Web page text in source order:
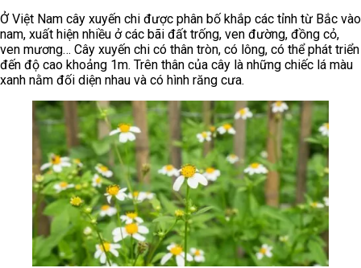
Ở Việt Nam cây xuyến chi được phân bố khắp các tỉnh từ Bắc vào
nam, xuất hiện nhiều ở các bãi đất trống, ven đường, đồng cỏ,
ven mương… Cây xuyến chi có thân tròn, có lông, có thể phát triển
đến độ cao khoảng 1m. Trên thân của cây là những chiếc lá màu
xanh nằm đối diện nhau và có hình răng cưa.